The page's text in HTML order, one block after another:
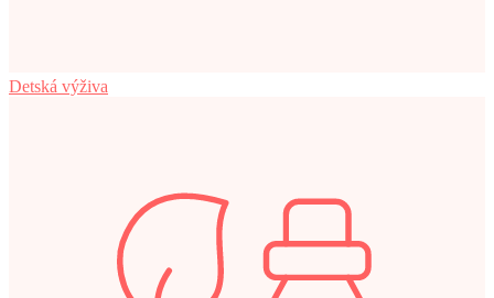
Detská výživa